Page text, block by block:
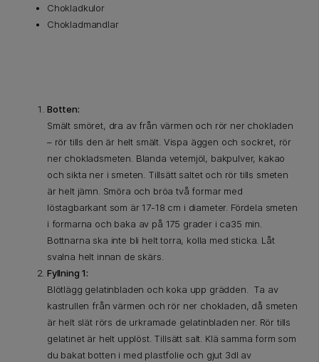
Botten:
Smält smöret, dra av från värmen och rör ner chokladen
– rör tills den är helt smält. Vispa äggen och sockret, rör
ner chokladsmeten. Blanda vetemjöl, bakpulver, kakao
och sikta ner i smeten. Tillsätt saltet och rör tills smeten
är helt jämn. Smöra och bröa två formar med
löstagbarkant som är 17-18 cm i diameter. Fördela smeten
i formarna och baka av på 175 grader i ca35 min.
Bottnarna ska inte bli helt torra, kolla med sticka. Låt
svalna helt innan de skärs.
Fyllning 1:
Blötlägg gelatinbladen och koka upp grädden. Ta av
kastrullen från värmen och rör ner chokladen, då smeten
är helt slät rörs de urkramade gelatinbladen ner. Rör tills
gelatinet är helt upplöst. Tillsätt salt. Klä samma form som
du bakat botten i med plastfolie och gjut 3dl av
Chokladkulor
Chokladmandlar